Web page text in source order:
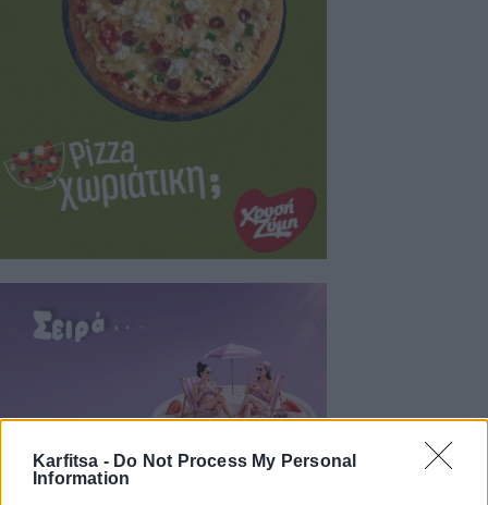
Karfitsa - Do Not Process My Personal
Information